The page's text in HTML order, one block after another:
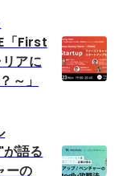
「First
アに
～」
語る
ーの